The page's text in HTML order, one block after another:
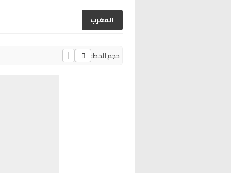
المغرب
حجم الخط: